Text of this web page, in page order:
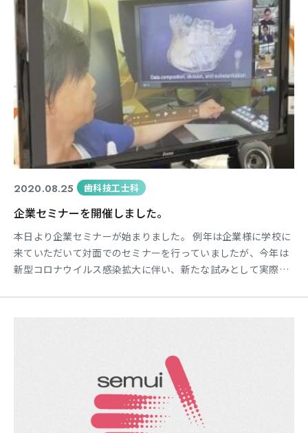
2020.08.25 歯科技工士科
企業セミナーを開催しました。
本日より企業セミナーが始まりました。 例年は企業様に学校に
来ていただいて対面でのセミナーを行っていましたが、今年は
新型コロナウイルス感染拡大に伴い、新たな試みとして実際に
企業セミナーを開いております。